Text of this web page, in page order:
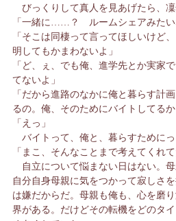
びっくりして真人を見あげたら、凜
「一緒に……？ ルームシェアみたい
「そこは同棲って言ってほしいけど
明してもかまわないよ」
「ど、ぇ、でも俺、進学先とか実家
てないよ」
「だから進路のなかに俺と暮らす計
るの。俺、そのためにバイトしてるか
「えっ」
バイトって、俺と、暮らすために
「まこ、そんなことまで考えてくれ
自立について悩まない日はない。母
自分自身母親に気をつかって寂しさ
は嫌だからだ。母親も俺も、心を磨
界がある。だけどその転機をどのタ